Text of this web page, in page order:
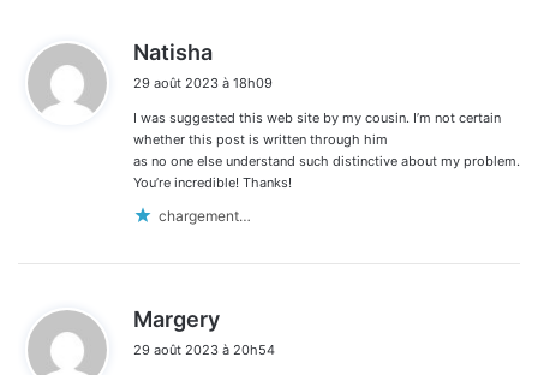
Natisha
t
29 août 2023 à 18h09
I was suggested this web site by my cousin. I’m not certain
whether this post is written through him
as no one else understand such distinctive about my problem.
You’re incredible! Thanks!
chargement…
Margery
t
29 août 2023 à 20h54